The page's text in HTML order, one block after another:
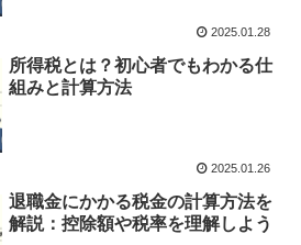
2025.01.28
所得税とは？初心者でもわかる仕
組みと計算方法
2025.01.26
退職金にかかる税金の計算方法を
解説：控除額や税率を理解しよう